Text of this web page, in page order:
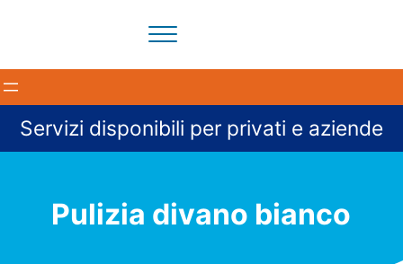
BloomCleaning Impresa di
Menu
Servizi disponibili per privati e aziende
Pulizia divano bianco